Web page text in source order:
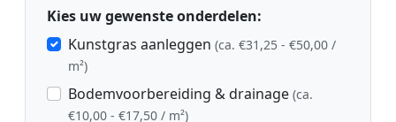
Kies uw gewenste onderdelen:
Kunstgras aanleggen (ca. €31,25 - €50,00 /
m²)
Bodemvoorbereiding & drainage (ca.
€10,00 - €17,50 / m²)